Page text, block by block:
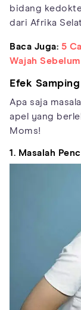
bidang
dari Afrika
Baca Juga: 5
Wajah
Efek
Apa saja
apel yang
Moms!
1. Masalah